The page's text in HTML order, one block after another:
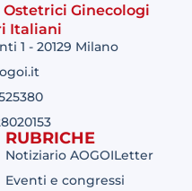
Ostetrici Ginecologi
Italiani
1 - 20129 Milano
RUBRICHE
Notiziario AOGOILetter
Eventi e congressi